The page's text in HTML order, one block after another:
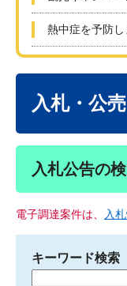
熱中症を予防し
入札・公売
入札公告の
電子調達案件は、 入
キーワード検索